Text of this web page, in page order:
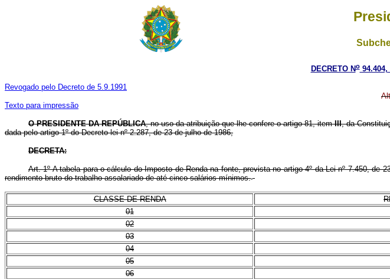
DECRETO No94.404,
Revogado pelo Decreto de 5.9.1991
Texto para impressão
O PRESIDENTE DA REPÚBLICA, no uso da atribuição que lhe confere o artigo 81, itemIII, da
dada pelo artigo 1º do Decreto-lei nº 2.287, de 23 de julho de 1986,
DECRETA:
Art. 1º A tabela para o cálculo do Imposto de Renda na fonte, prevista no artigo 4º da Lei nº 7.450,
rendimento bruto do trabalho assalariado de até cinco salários mínimos.
CLASSE DE RENDA
01
02
03
04
05
06